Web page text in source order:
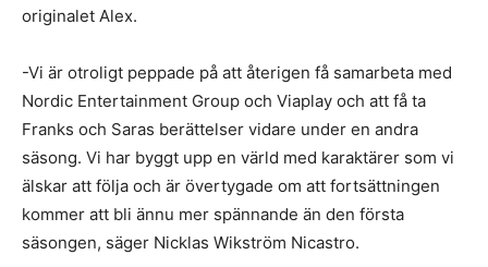
originalet Alex.
-Vi är otroligt peppade på att återigen få samarbeta med
Nordic Entertainment Group och Viaplay och att få ta
Franks och Saras berättelser vidare under en andra
säsong. Vi har byggt upp en värld med karaktärer som vi
älskar att följa och är övertygade om att fortsättningen
kommer att bli ännu mer spännande än den första
säsongen, säger Nicklas Wikström Nicastro.